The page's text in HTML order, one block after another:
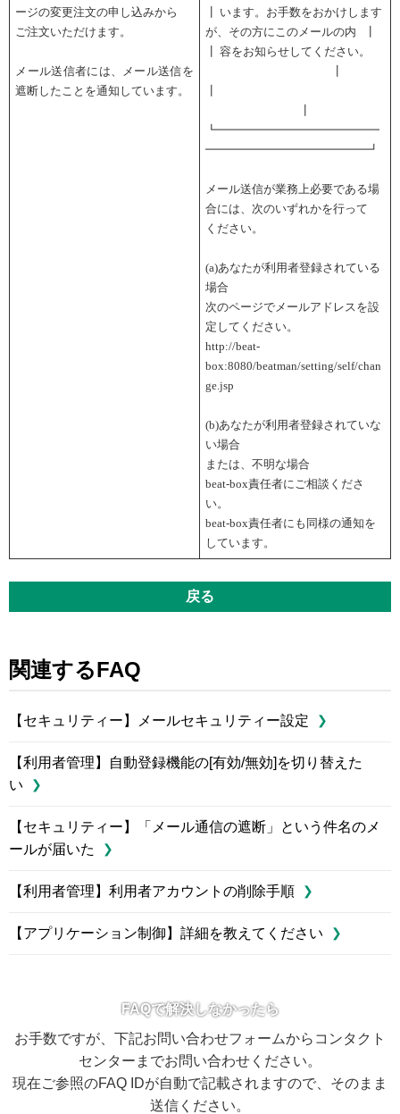
ージの変更注文の申し込みから
ご注文いただけます。
メール送信者には、メール送信を
遮断したことを通知しています。
┃ います。お手数をおかけします
が、その方にこのメールの内 ┃
┃ 容をお知らせしてください。
┗━━━━━━━━━━━━━━
━━━━━━━━━━━━━━┛
メール送信が業務上必要である場
合には、次のいずれかを行って
ください。
(a)あなたが利用者登録されている
場合
次のページでメールアドレスを設
定してください。
http://beat-
box:8080/beatman/setting/self/chan
ge.jsp
(b)あなたが利用者登録されていな
い場合
または、不明な場合
beat-box責任者にご相談くださ
い。
beat-box責任者にも同様の通知を
しています。
戻る
関連するFAQ
【セキュリティー】メールセキュリティー設定
【利用者管理】自動登録機能の[有効/無効]を切り替えた
い
【セキュリティー】「メール通信の遮断」という件名のメ
ールが届いた
【利用者管理】利用者アカウントの削除手順
【アプリケーション制御】詳細を教えてください
FAQで解決しなかったら
お手数ですが、下記お問い合わせフォームからコンタクト
センターまでお問い合わせください。
現在ご参照のFAQ IDが自動で記載されますので、そのまま
送信ください。